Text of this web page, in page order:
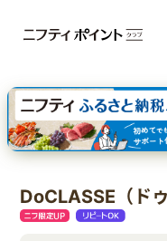
三井住友カード ゴールド（
【実質初月無料】DMM |
SBI証券 確定拠出年金（
DoCLASSE（ド